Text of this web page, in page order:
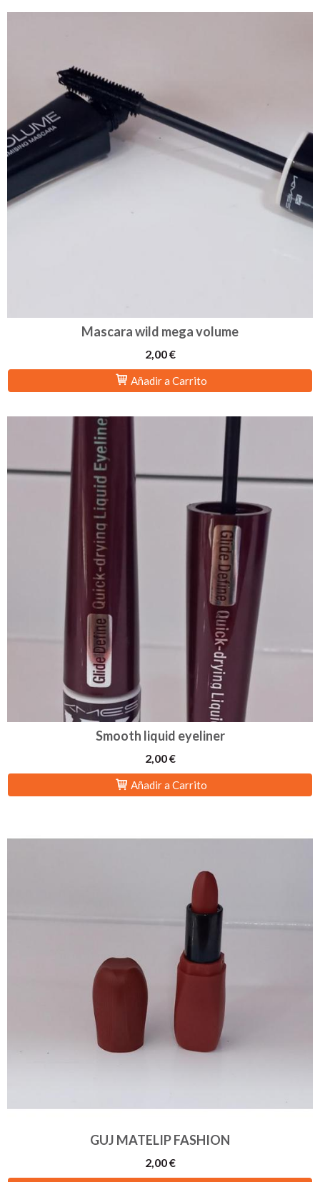
Mascara wild mega volume
2,00 €
Añadir a Carrito
Smooth liquid eyeliner
2,00 €
Añadir a Carrito
GUJ MATELIP FASHION
2,00 €